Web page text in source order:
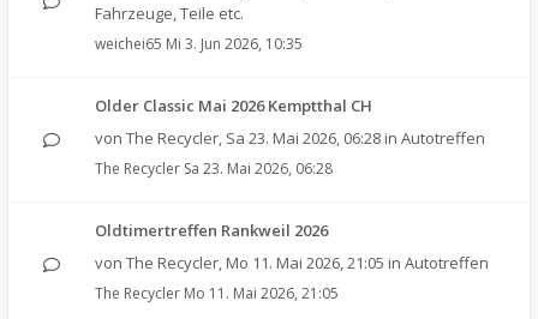
Fahrzeuge, Teile etc.
weichei65 Mi 3. Jun 2026, 10:35
Older Classic Mai 2026 Kemptthal CH
von The Recycler, Sa 23. Mai 2026, 06:28 in Autotreffen
The Recycler Sa 23. Mai 2026, 06:28
Oldtimertreffen Rankweil 2026
von The Recycler, Mo 11. Mai 2026, 21:05 in Autotreffen
The Recycler Mo 11. Mai 2026, 21:05